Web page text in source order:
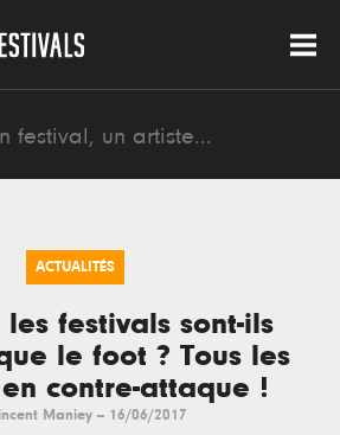
ACTUALITÉS
les festivals sont-ils
le foot ? Tous les
contre-attaque !
Maniey -- 16/06/2017